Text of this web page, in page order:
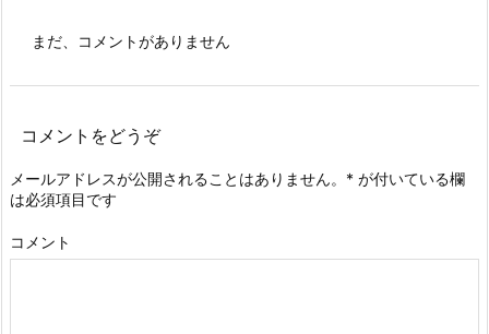
まだ、コメントがありません
コメントをどうぞ
メールアドレスが公開されることはありません。 * が付いている欄
は必須項目です
コメント